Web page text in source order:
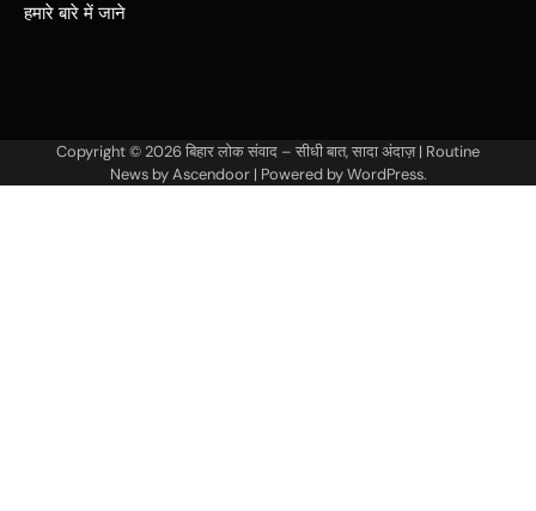
हमारे बारे में जाने
Copyright © 2026बिहार लोक संवाद – सीधी बात, सादा अंदाज़| Routine
News byAscendoor| Powered byWordPress.